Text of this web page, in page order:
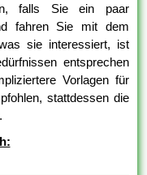
falls Sie ein paar
fahren Sie mit dem
sie interessiert, ist
entsprechen
Vorlagen für
stattdessen die